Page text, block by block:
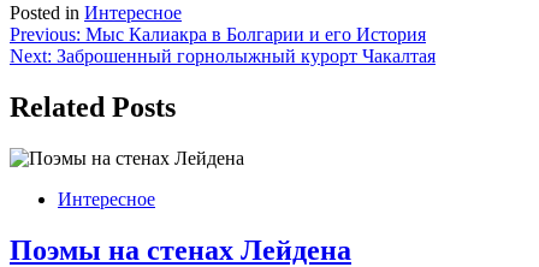
Posted in Интересное
Навигация
по
записям
Previous: Мыс Калиакра в Болгарии и его История
Next: Заброшенный горнолыжный курорт Чакалтая
Related Posts
Интересное
Поэмы на стенах Лейдена